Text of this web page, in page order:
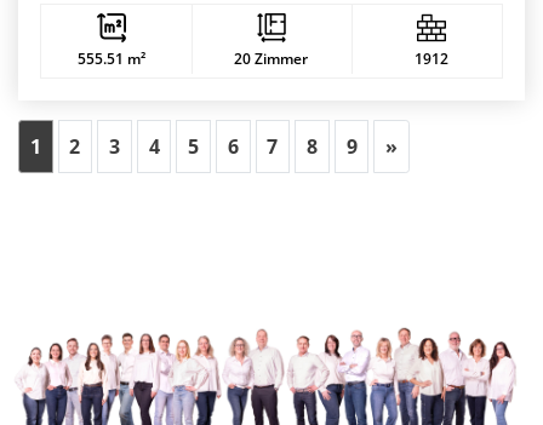
555.51 m² 20 Zimmer 1912
1 (aktuelle Seite)
2 3 4 5 6 7 8 9 »